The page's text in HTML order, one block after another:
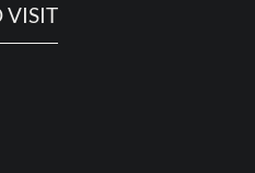
VISIT